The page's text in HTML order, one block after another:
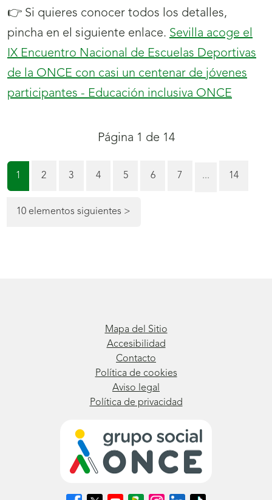
👉 Si quieres conocer todos los detalles,
pincha en el siguiente enlace. Sevilla acoge el
IX Encuentro Nacional de Escuelas Deportivas
de la ONCE con casi un centenar de jóvenes
participantes - Educación inclusiva ONCE
página
la
paginación
Página 1 de 14
Página
1 Página
2 Página
3 Página
4 Página
5 Página
6 Página
7 ... Página
14
10 elementos siguientes >
Mapa del Sitio
Accesibilidad
Contacto
Política de cookies
Aviso legal
Política de privacidad